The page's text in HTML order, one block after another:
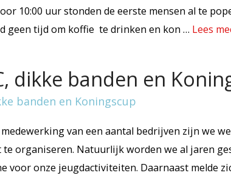
10:00 uur stonden de eerste mensen al te
geen tijd om koffie te drinken en kon … Lees
dikke banden en
van een aantal bedrijven zijn we
te organiseren. Natuurlijk worden we al jaren
voor onze jeugdactiviteiten. Daarnaast melde